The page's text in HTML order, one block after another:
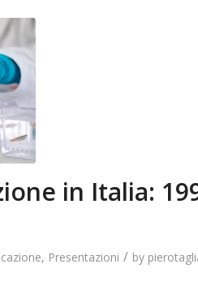
in Italia:
, Presentazioni / by